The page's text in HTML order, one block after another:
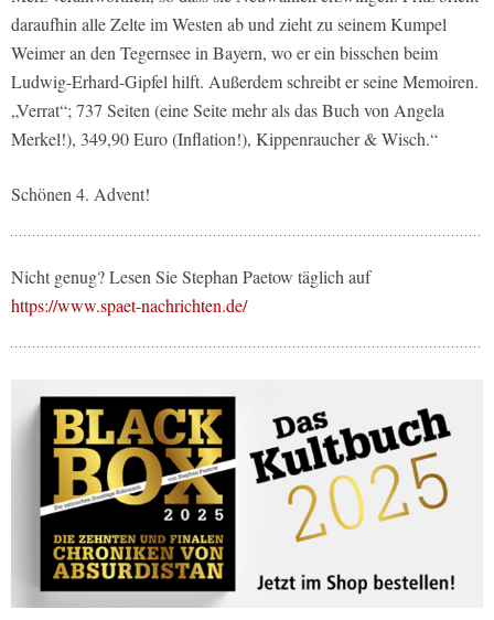
daraufhin alle Zelte im Westen ab und zieht zu seinem Kumpel
Weimer an den Tegernsee in Bayern, wo er ein bisschen beim
Ludwig-Erhard-Gipfel hilft. Außerdem schreibt er seine Memoiren.
„Verrat“; 737 Seiten (eine Seite mehr als das Buch von Angela
Merkel!), 349,90 Euro (Inflation!), Kippenraucher & Wisch.“
Schönen 4. Advent!
Nicht genug? Lesen Sie Stephan Paetow täglich auf
https://www.spaet-nachrichten.de/